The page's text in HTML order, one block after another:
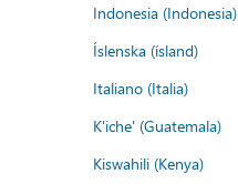
Indonesia (Indonesia)
Íslenska (ísland)
Italiano (Italia)
K'iche' (Guatemala)
Kiswahili (Kenya)